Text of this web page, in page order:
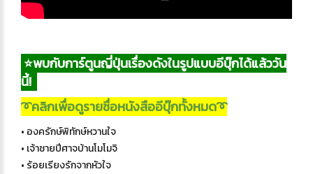
⭐พบกับการ์ตูนญี่ปุ่นเรื่องดังในรูปแบบอีบุ๊กได้แล้ววัน
นี้!
➰คลิกเพื่อดูรายชื่อหนังสืออีบุ๊กทั้งหมด➰
• องครักษ์พิทักษ์หวานใจ
• เจ้าชายปีศาจบ้านโมโมจิ
• ร้อยเรียงรักจากหัวใจ